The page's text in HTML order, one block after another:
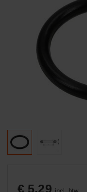
€ 5,29